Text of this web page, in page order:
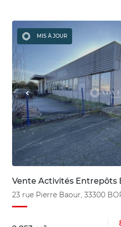
MIS À JOUR
Vente Activités Entrepôts
23 rue Pierre Baour, 33300